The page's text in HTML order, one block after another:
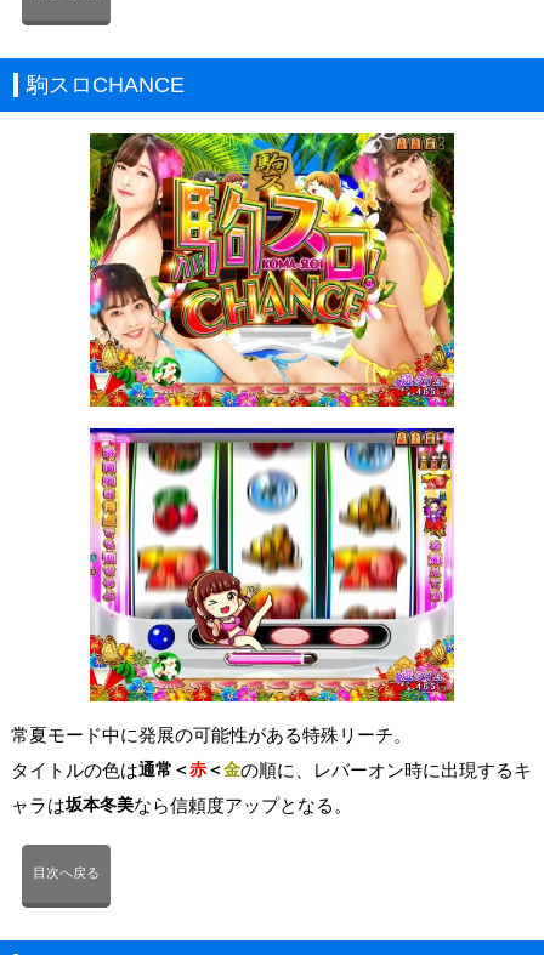
駒スロCHANCE
常夏モード中に発展の可能性がある特殊リーチ。
タイトルの色は通常＜赤＜金の順に、レバーオン時に出現するキ
ャラは坂本冬美なら信頼度アップとなる。
目次へ戻る